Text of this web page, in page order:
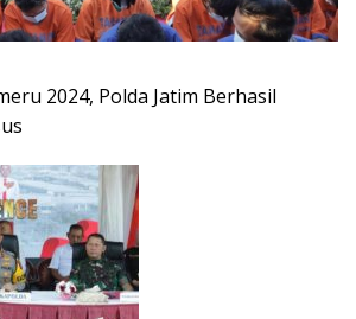
2024, Polda Jatim Berhasil